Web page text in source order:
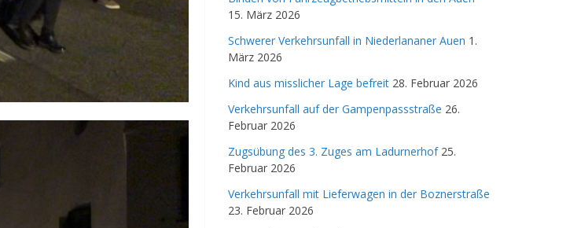
15. März 2026
Schwerer Verkehrsunfall in Niederlananer Auen 1.
März 2026
Kind aus misslicher Lage befreit 28. Februar 2026
Verkehrsunfall auf der Gampenpassstraße 26.
Februar 2026
Zugsübung des 3. Zuges am Ladurnerhof 25.
Februar 2026
Verkehrsunfall mit Lieferwagen in der Boznerstraße
23. Februar 2026